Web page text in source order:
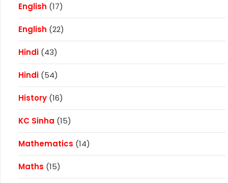
English (17)
English (22)
Hindi (43)
Hindi (54)
History (16)
KC Sinha (15)
Mathematics (14)
Maths (15)